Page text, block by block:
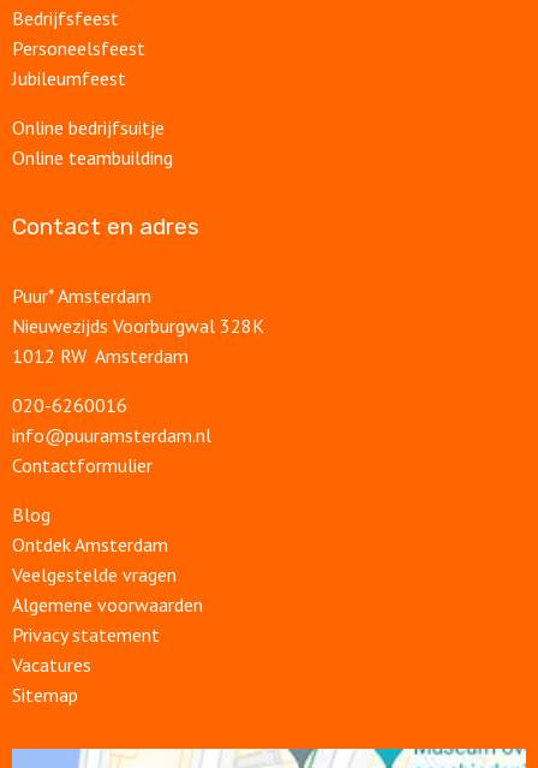
Bedrijfsfeest
Personeelsfeest
Jubileumfeest
Online bedrijfsuitje
Online teambuilding
Contact en adres
Puur* Amsterdam
Nieuwezijds Voorburgwal 328K
1012 RW Amsterdam
020-6260016
info@puuramsterdam.nl
Contactformulier
Blog
Ontdek Amsterdam
Veelgestelde vragen
Algemene voorwaarden
Privacy statement
Vacatures
Sitemap